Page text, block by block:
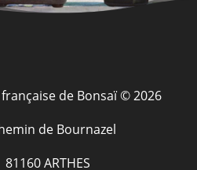
de Bonsaï © 2026
de Bournazel
81160 ARTHES